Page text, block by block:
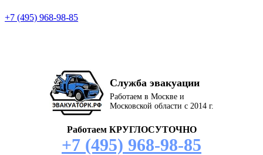
+7 (495) 968-98-85
Служба эвакуации
Работаем в Москве и
Московской области с 2014 г.
Работаем КРУГЛОСУТОЧНО
+7 (495) 968-98-85